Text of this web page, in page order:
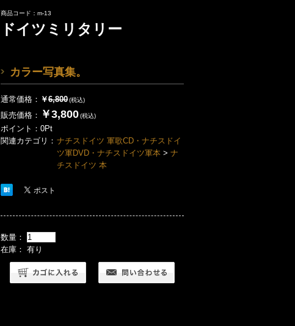
商品コード：m-13
ドイツミリタリー
カラー写真集。
通常価格： ￥6,800(税込)
販売価格： ￥3,800(税込)
ポイント： 0Pt
関連カテゴリ： ナチスドイツ 軍歌CD・ナチスドイ
ツ軍DVD・ナチスドイツ軍本 > ナ
チスドイツ 本
数量：
在庫： 有り